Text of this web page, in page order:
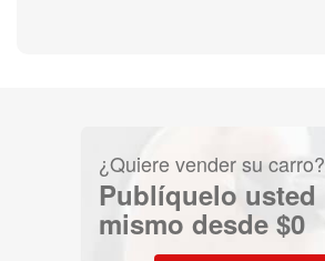
¿Quiere vender su carro?
Publíquelo usted
mismo desde $0